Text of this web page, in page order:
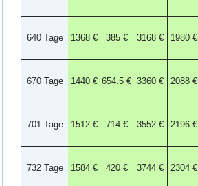
640 Tage 1368 € 385 € 3168 € 1980 €
670 Tage 1440 € 654.5 € 3360 € 2088 €
701 Tage 1512 € 714 € 3552 € 2196 €
732 Tage 1584 € 420 € 3744 € 2304 €